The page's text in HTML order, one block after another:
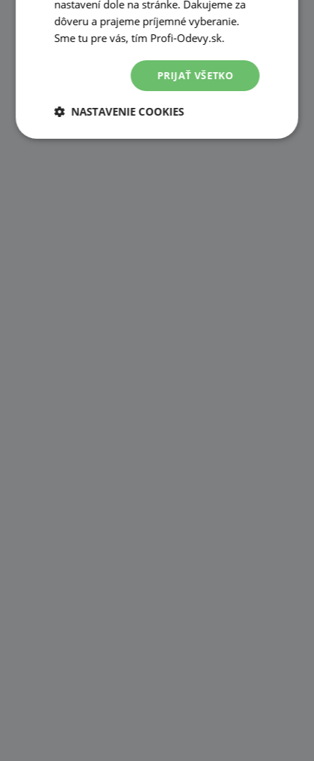
nastavení dole na stránke. Ďakujeme za
dôveru a prajeme príjemné vyberanie.
Sme tu pre vás, tím Profi-Odevy.sk.
PRIJAŤ VŠETKO
NASTAVENIE COOKIES